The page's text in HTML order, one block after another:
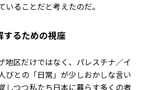
いることだと考えたのだ。
するための視座
地区だけではなく、パレスチナ／イ
との「日常」が――少しおかしな言い
つつ――私たち日本に暮らす多くの者